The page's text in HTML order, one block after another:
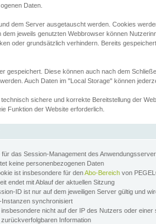
Daten.
dem Server ausgetauscht werden. Cookies
jeweils genutzten Webbrowser können
oder grundsätzlich verhindern. Bereits
gespeichert. Diese können auch nach dem
Auch Daten im "Local Storage" können
sichere und korrekte Bereitstellung der
Funktion der Website erforderlich.
für das Session-Management des
keine personenbezogenen Daten
ist insbesondere für denAbo-Bereich von
endet mit Ablauf der aktuellen Sitzung
ID ist nur auf dem jeweiligen Server gültig und
Instanzen synchronisiert
nicht auf der IP des Nutzers oder einer
zurückverfolgbaren Information